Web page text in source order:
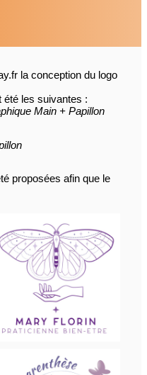
la conception du logo
les suivantes :
Main + Papillon
proposées afin que le